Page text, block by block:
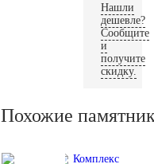
Нашли
дешевле?
Сообщите
и
получите
скидку.
Похожие